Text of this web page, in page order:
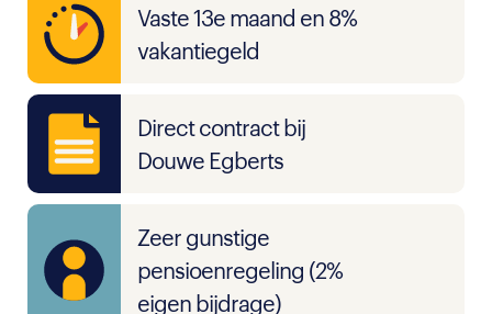
Vaste 13e maand en 8%
vakantiegeld
Direct contract bij
Douwe Egberts
Zeer gunstige
pensioenregeling (2%
eigen bijdrage)